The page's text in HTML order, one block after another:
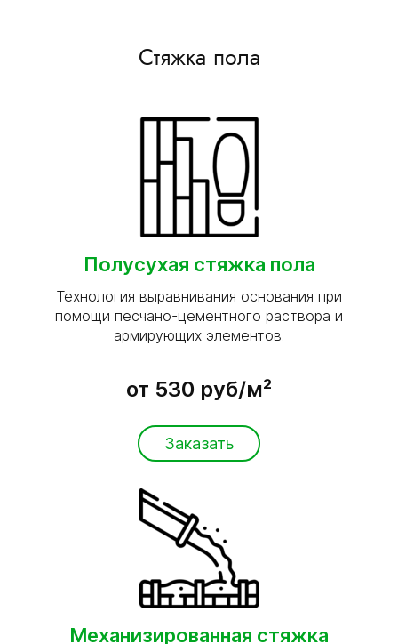
Стяжка пола
Полусухая стяжка пола
Технология выравнивания основания при
помощи песчано-цементного раствора и
армирующих элементов.
от 530 руб/м²
Заказать
Механизированная стяжка